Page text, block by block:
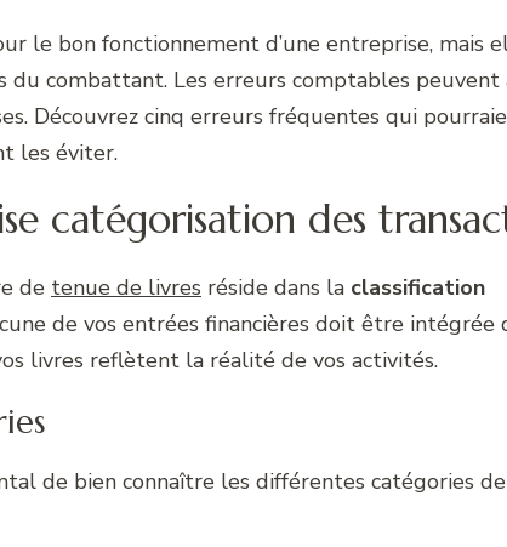
le bon fonctionnement d’une entreprise, mais
du combattant. Les erreurs comptables peuvent
Découvrez cinq erreurs fréquentes qui
les éviter.
catégorisation des
de tenue de livres réside dans la classification
de vos entrées financières doit être intégrée
livres reflètent la réalité de vos activités.
de bien connaître les différentes catégories